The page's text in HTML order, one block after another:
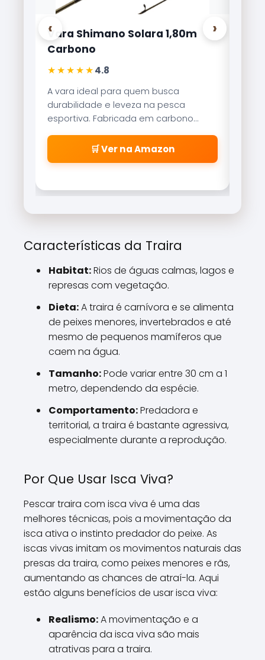
‹
Vara Shimano Solara 1,80m
Carbono
★★★★★4.8
A vara ideal para quem busca
durabilidade e leveza na pesca
esportiva. Fabricada em carbono
aeroglass, oferece sensibilidade
incrível para fisgadas precisas.
🛒 Ver na Amazon
›
Características da Traira
Habitat:Rios de águas calmas, lagos e
represas com vegetação.
Dieta:A traira é carnívora e se alimenta
de peixes menores, invertebrados e até
mesmo de pequenos mamíferos que
caem na água.
Tamanho:Pode variar entre 30 cm a 1
metro, dependendo da espécie.
Comportamento:Predadora e
territorial, a traira é bastante agressiva,
especialmente durante a reprodução.
Por Que Usar Isca Viva?
Pescar traira com isca viva é uma das
melhores técnicas, pois a movimentação da
isca ativa o instinto predador do peixe. As
iscas vivas imitam os movimentos naturais das
presas da traira, como peixes menores e rãs,
aumentando as chances de atraí-la. Aqui
estão alguns benefícios de usar isca viva:
Realismo:A movimentação e a
aparência da isca viva são mais
atrativas para a traira.